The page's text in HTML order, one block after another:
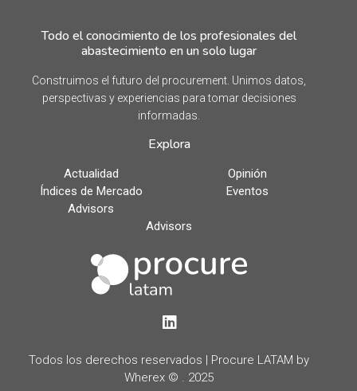
Todo el conocimiento de los profesionales del
abastecimiento en un solo lugar
Construimos el futuro del procurement. Unimos datos,
perspectivas y experiencias para tomar decisiones
informadas.
Explora
Actualidad
Opinión
Índices de Mercado
Eventos
Advisors
Advisors
LinkedIn
Todos los derechos reservados | Procure LATAM by
Wherex © . 2025